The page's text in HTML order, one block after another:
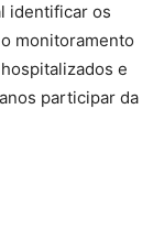
identificar os
monitoramento
e
participar da